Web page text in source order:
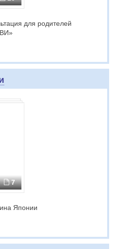
для родителей
7
Японии